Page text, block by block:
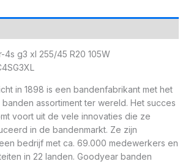
g3 xl 255/45 R20 105W
in 1898 is een bandenfabrikant met het
assortiment ter wereld. Het succes
voort uit de vele innovaties die ze
in de bandenmarkt. Ze zijn
bedrijf met ca. 69.000 medewerkers en
in 22 landen. Goodyear banden